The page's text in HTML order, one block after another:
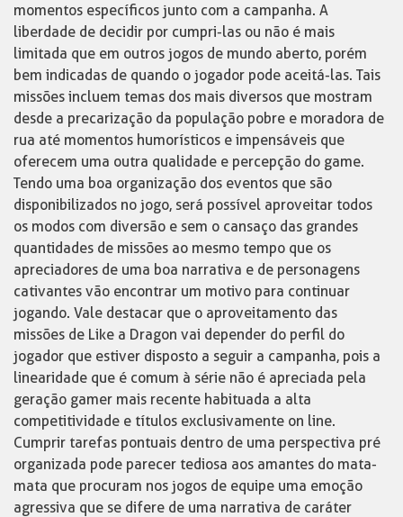
momentos específicos junto com a campanha. A
liberdade de decidir por cumpri-las ou não é mais
limitada que em outros jogos de mundo aberto, porém
bem indicadas de quando o jogador pode aceitá-las. Tais
missões incluem temas dos mais diversos que mostram
desde a precarização da população pobre e moradora de
rua até momentos humorísticos e impensáveis que
oferecem uma outra qualidade e percepção do game.
Tendo uma boa organização dos eventos que são
disponibilizados no jogo, será possível aproveitar todos
os modos com diversão e sem o cansaço das grandes
quantidades de missões ao mesmo tempo que os
apreciadores de uma boa narrativa e de personagens
cativantes vão encontrar um motivo para continuar
jogando. Vale destacar que o aproveitamento das
missões de Like a Dragon vai depender do perfil do
jogador que estiver disposto a seguir a campanha, pois a
linearidade que é comum à série não é apreciada pela
geração gamer mais recente habituada a alta
competitividade e títulos exclusivamente on line.
Cumprir tarefas pontuais dentro de uma perspectiva pré
organizada pode parecer tediosa aos amantes do mata-
mata que procuram nos jogos de equipe uma emoção
agressiva que se difere de uma narrativa de caráter